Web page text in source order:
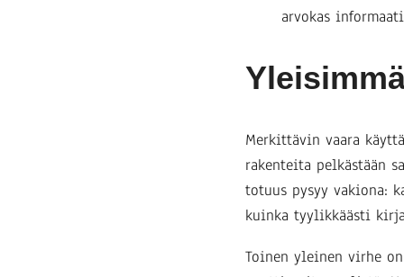
arvokas
Merkittävin vaara
rakenteita pelkästään
totuus pysyy vakiona:
kuinka tyylikkäästi
Toinen yleinen virhe